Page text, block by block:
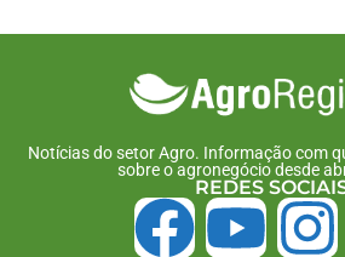
Notícias do setor Agro. Informação com
sobre o agronegócio desde
REDES